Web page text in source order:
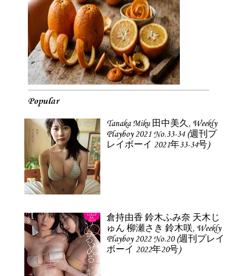
Popular
Tanaka Miku 田中美久, Weekly
Playboy 2021 No.33-34 (週刊プ
レイボーイ 2021年33-34号)
倉持由香 鈴木ふみ奈 天木じ
ゅん 柳瀬さき 鈴木咲, Weekly
Playboy 2022 No.20 (週刊プレイ
ボーイ 2022年20号)